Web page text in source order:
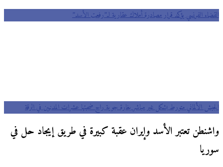
القضاء الفرنسي يؤكد قرار مصادرة أملاك عقارية لـ”رفعت الأسد”
الجيش الألماني متورط بشكل غير مباشر بغارة جوية راح ضحيتها عشرات المدنيين في الرقة
واشنطن تعتبر الأسد وإيران عقبة كبيرة في طريق إيجاد حل في
سوريا